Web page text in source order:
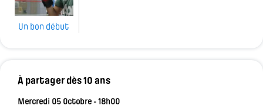
Un bon début
À partager dès 10 ans
Mercredi 05 Octobre - 18h00